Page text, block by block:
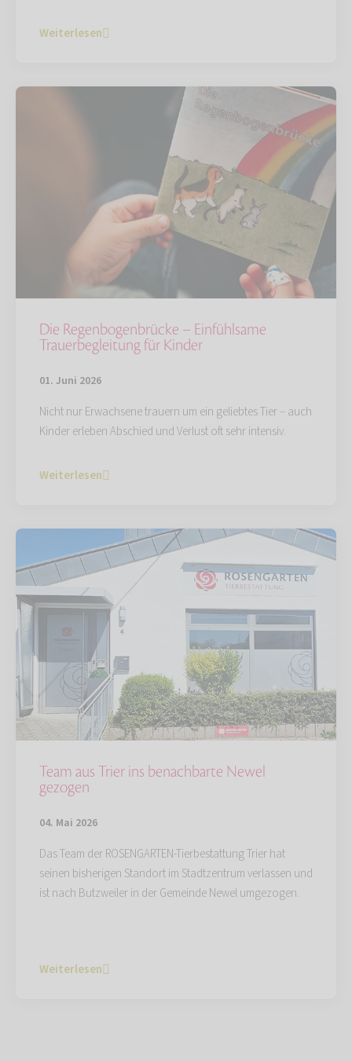
Weiterlesen
Die Regenbogenbrücke – Einfühlsame
Trauerbegleitung für Kinder
01. Juni 2026
Nicht nur Erwachsene trauern um ein geliebtes Tier – auch
Kinder erleben Abschied und Verlust oft sehr intensiv.
Weiterlesen
Team aus Trier ins benachbarte Newel
gezogen
04. Mai 2026
Das Team der ROSENGARTEN-Tierbestattung Trier hat
seinen bisherigen Standort im Stadtzentrum verlassen und
ist nach Butzweiler in der Gemeinde Newel umgezogen.
Weiterlesen